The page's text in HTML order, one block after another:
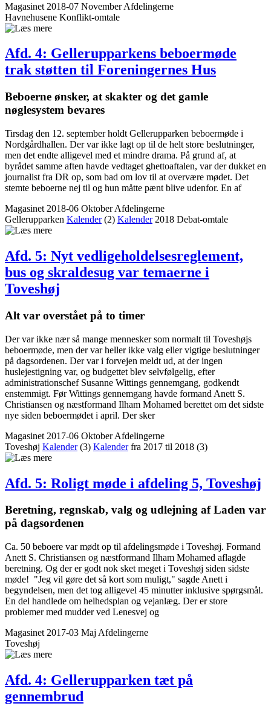
Magasinet 2018-07 November Afdelingerne
Havnehusene Konflikt-omtale
Afd. 4: Gellerup­parkens beboer­møde
trak støtten til Foreningernes Hus
Beboerne ønsker, at skakter og det gamle
nøglesystem bevares
Tirsdag den 12. september holdt Gellerupparken beboermøde i
Nordgårdhallen. Der var ikke lagt op til de helt store beslutninger,
men det endte alligevel med et mindre drama. På grund af, at
byrådet samme aften havde vedtaget ghettoaftalen, var der dukket en
journalist fra DR op, som bad om lov til at overvære mødet. Det
stemte beboerne nej til og hun måtte pænt blive udenfor. En af
Magasinet 2018-06 Oktober Afdelingerne
Gellerupparken Kalender (2) Kalender2018 Debat-omtale
Afd. 5: Nyt vedligeholdelsesreglement,
bus og skraldesug var temaerne i
Toveshøj
Alt var overstået på to timer
Der var ikke nær så mange mennesker som normalt til Toveshøjs
beboermøde, men der var heller ikke valg eller vigtige beslutninger
på dagsordenen. Der var i forvejen meldt ud, at der ingen
huslejestigning var, og budgettet blev selvfølgelig, efter
administrationschef Susanne Wittings gennemgang, godkendt
enstemmigt. Før Wittings gennemgang havde formand Anett S.
Christiansen og næstformand Ilham Mohamed berettet om det sidste
nye siden beboermødet i april. Der sker
Magasinet 2017-06 Oktober Afdelingerne
Toveshøj Kalender (3) Kalenderfra 2017 til 2018 (3)
Afd. 5: Roligt møde i afdeling 5, Toveshøj
Beretning, regnskab, valg og udlejning af Laden var
på dagsordenen
Ca. 50 beboere var mødt op til afdelingsmøde i Toveshøj. Formand
Anett S. Christiansen og næstformand Ilham Mohamed aflagde
beretning. Og der er godt nok sket meget i Toveshøj siden sidste
møde! "Jeg vil gøre det så kort som muligt," sagde Anett i
begyndelsen, men det tog alligevel 45 minutter inklusive spørgsmål.
En del handlede om helhedsplan og vejanlæg. Der er store
problemer med mudder ved Lenesvej og
Magasinet 2017-03 Maj Afdelingerne
Toveshøj
Afd. 4: Gellerup­parken tæt på
gennembrud